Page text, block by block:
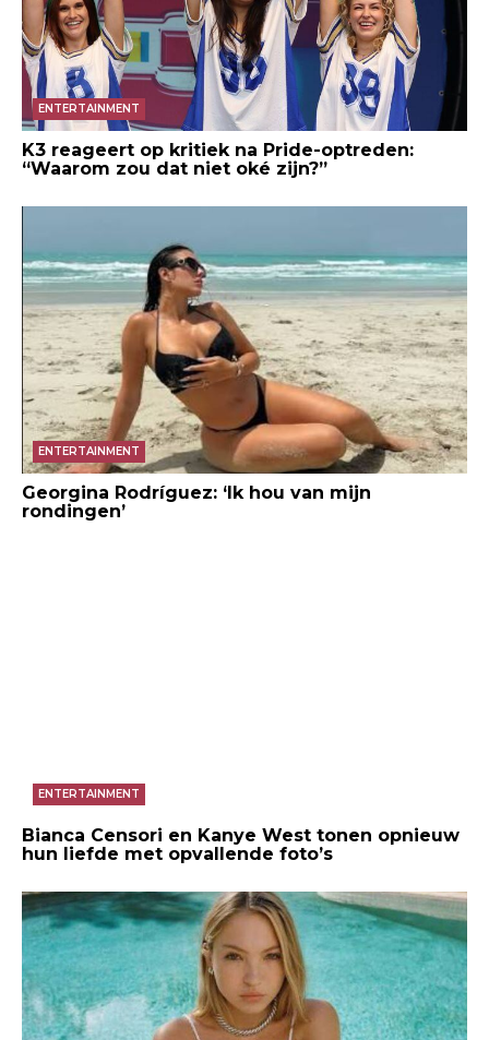
ENTERTAINMENT
K3 reageert op kritiek na Pride-optreden:
“Waarom zou dat niet oké zijn?”
ENTERTAINMENT
Georgina Rodríguez: ‘Ik hou van mijn
rondingen’
ENTERTAINMENT
Bianca Censori en Kanye West tonen opnieuw
hun liefde met opvallende foto’s